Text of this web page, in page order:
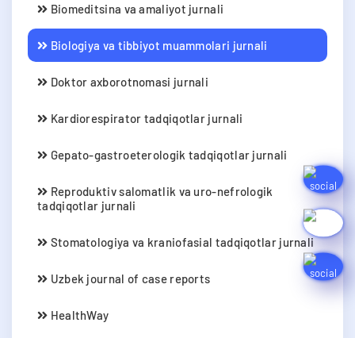
Biomeditsina va amaliyot jurnali
Biologiya va tibbiyot muammolari jurnali
Doktor axborotnomasi jurnali
Kardiorespirator tadqiqotlar jurnali
Gepato-gastroeterologik tadqiqotlar jurnali
Reproduktiv salomatlik va uro-nefrologik
tadqiqotlar jurnali
Stomatologiya va kraniofasial tadqiqotlar jurnali
Uzbek journal of case reports
HealthWay